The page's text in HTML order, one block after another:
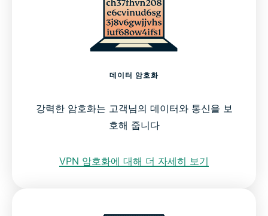
데이터 암호화
강력한 암호화는 고객님의 데이터와 통신을 보
호해 줍니다
VPN 암호화에 대해 더 자세히 보기